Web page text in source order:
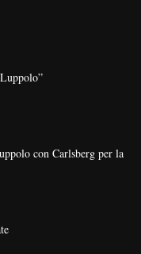
con Carlsberg per la